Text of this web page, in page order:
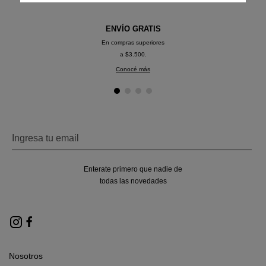
ENVÍO GRATIS
En compras superiores
a $3.500.
Conocé más
Enterate primero que nadie de
todas las novedades
Nosotros